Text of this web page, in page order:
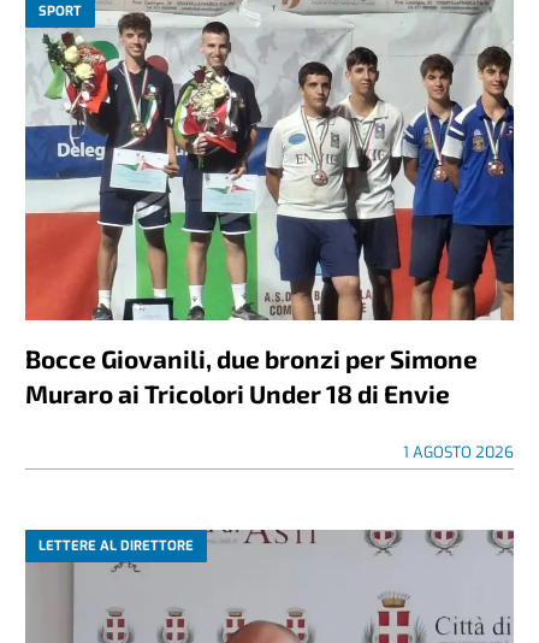
SPORT
Bocce Giovanili, due bronzi per Simone
Muraro ai Tricolori Under 18 di Envie
1 AGOSTO 2026
LETTERE AL DIRETTORE